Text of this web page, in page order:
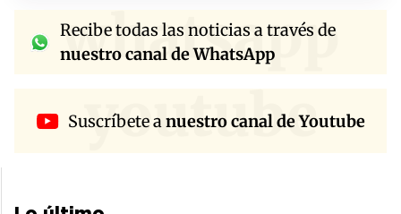
whatsapp
Recibe todas las noticias a través de
nuestro canal de WhatsApp
youtube
Suscríbete anuestro canal de Youtube